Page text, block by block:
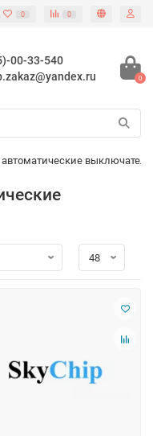
0 0
00-33-540
0
выключатели